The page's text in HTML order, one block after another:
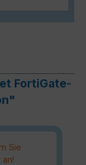
FortiGate-
Sie